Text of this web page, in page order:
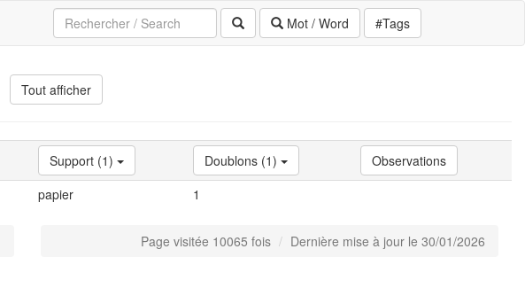
Mot / Word #Tags
Tout afficher
Support (1) Doublons (1)
Observations
papier 1
Page visitée 10065 fois Dernière mise à jour le 30/01/2026